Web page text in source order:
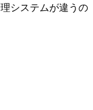
システムが違うの